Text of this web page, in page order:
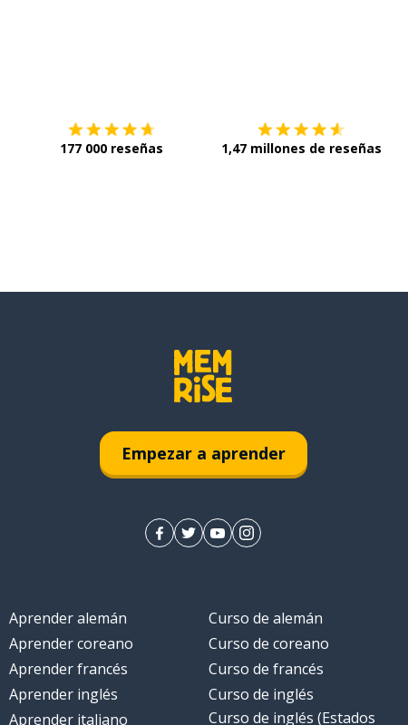
177 000 reseñas 1,47 millones de reseñas
Empezar a aprender
Aprender alemán
Aprender coreano
Aprender francés
Aprender inglés
Aprender italiano
Curso de alemán
Curso de coreano
Curso de francés
Curso de inglés
Curso de inglés (Estados